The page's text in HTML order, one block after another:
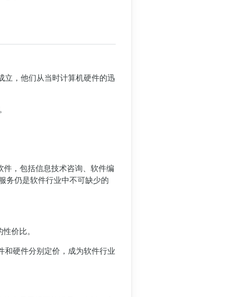
，他们从当时计算机硬件的迅
，包括信息技术咨询、软件编
务仍是软件行业中不可缺少的
价比。
和硬件分别定价，成为软件行业